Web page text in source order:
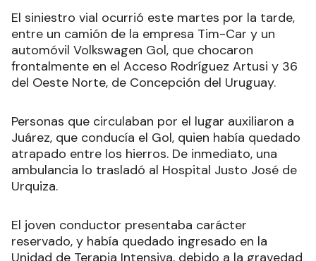
El siniestro vial ocurrió este martes por la tarde,
entre un camión de la empresa Tim-Car y un
automóvil Volkswagen Gol, que chocaron
frontalmente en el Acceso Rodríguez Artusi y 36
del Oeste Norte, de Concepción del Uruguay.
Personas que circulaban por el lugar auxiliaron a
Juárez, que conducía el Gol, quien había quedado
atrapado entre los hierros. De inmediato, una
ambulancia lo trasladó al Hospital Justo José de
Urquiza.
El joven conductor presentaba carácter
reservado, y había quedado ingresado en la
Unidad de Terapia Intensiva, debido a la gravedad